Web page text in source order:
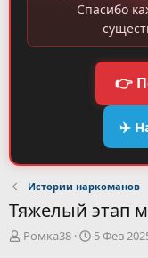
Спасибо
👉
✈️
Истории наркоманов
Тяжелый этап
А
Ромка38
Д
5 Фев